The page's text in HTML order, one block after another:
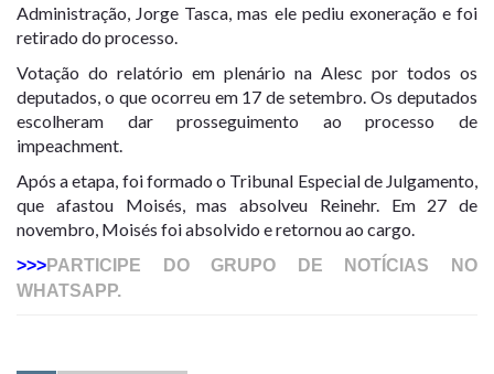
Administração, Jorge Tasca, mas ele pediu exoneração e foi
retirado do processo.
Votação do relatório em plenário na Alesc por todos os
deputados, o que ocorreu em 17 de setembro . Os deputados
escolheram dar prosseguimento ao processo de
impeachment.
Após a etapa, foi formado o Tribunal Especial de Julgamento,
que afastou Moisés, mas absolveu Reinehr. Em 27 de
novembro, Moisés foi absolvido e retornou ao cargo
>>>PARTICIPE DO GRUPO DE NOTÍCIAS NO
WHATSAPP.